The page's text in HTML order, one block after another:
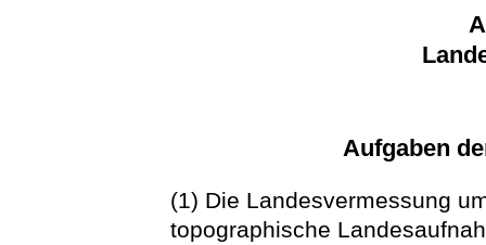
Aufgaben
(1) Die Landesvermessung
topographische